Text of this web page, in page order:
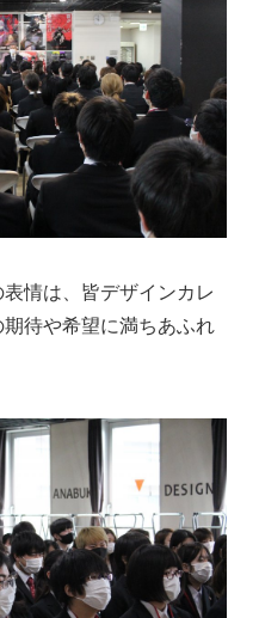
情は、皆デザインカレ
待や希望に満ちあふれ